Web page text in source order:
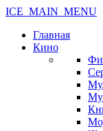
ICE_MAIN_MENU
Главная
Кино